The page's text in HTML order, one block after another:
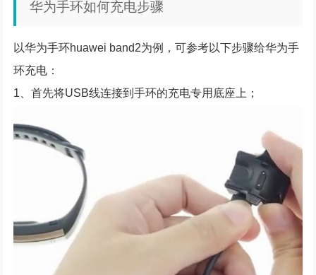
华为手环如何充电步骤
以华为手环huawei band2为例，可参考以下步骤给华为手
环充电：
1、首先将USB线连接到手环的充电专用底座上；